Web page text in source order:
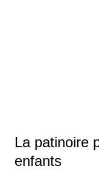
La patinoire
enfants